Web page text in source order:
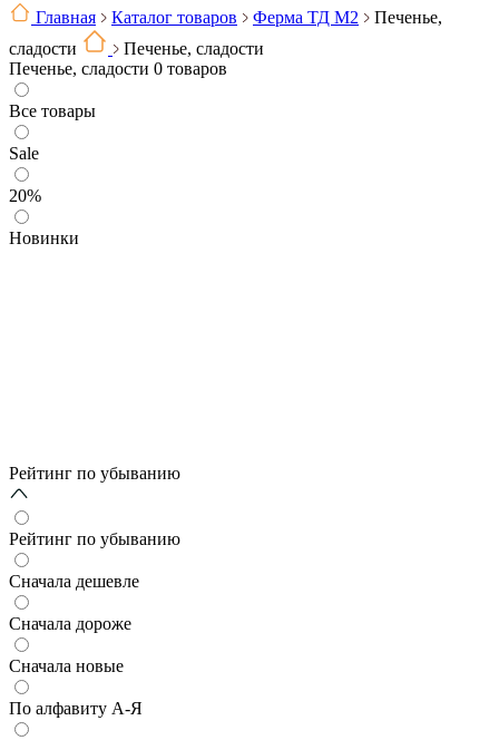
Главная Каталог товаров Ферма ТД М2
Печенье,
сладости
Печенье, сладости
Печенье, сладости 0 товаров
Все товары
Sale
20%
Новинки
Рейтинг по убыванию
Рейтинг по убыванию
Сначала дешевле
Сначала дороже
Сначала новые
По алфавиту А-Я